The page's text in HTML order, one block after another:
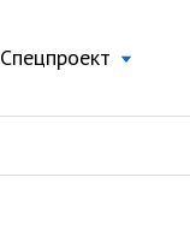
Спецпроект